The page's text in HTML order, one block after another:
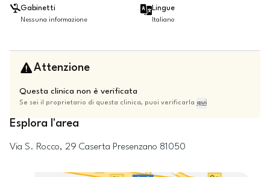
Gabinetti
Nessuna informazione
Lingue
Italiano
Attenzione
Questa clinica non è verificata
Se sei il proprietario di questa clinica, puoi verificarla qui
Esplora l'area
Via S. Rocco, 29 Caserta Presenzano 81050